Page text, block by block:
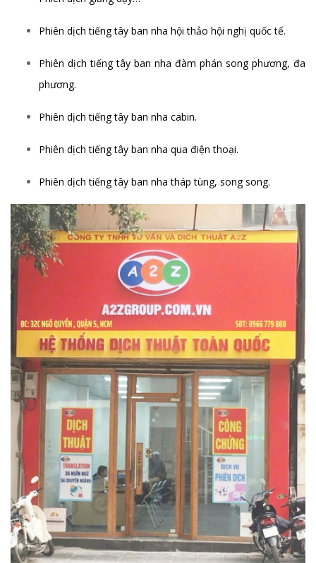
Phiên dịch tiếng tây ban nha hội thảo hội nghị quốc tế.
Phiên dịch tiếng tây ban nha đàm phán song phương, đa
phương.
Phiên dịch tiếng tây ban nha cabin.
Phiên dịch tiếng tây ban nha qua điện thoại.
Phiên dịch tiếng tây ban nha tháp tùng, song song.